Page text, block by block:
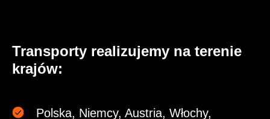
Transporty realizujemy na terenie
krajów:
Polska, Niemcy, Austria, Włochy,